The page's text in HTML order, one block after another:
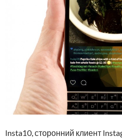
Insta10, сторонний клиент